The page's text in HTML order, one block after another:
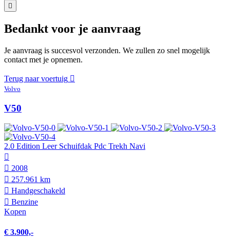
Bedankt voor je aanvraag
Je aanvraag is succesvol verzonden. We zullen zo snel mogelijk
contact met je opnemen.
Terug naar voertuig
Volvo
V50
2.0 Edition Leer Schuifdak Pdc Trekh Navi
2008
257.961 km
Hand­geschakeld
Benzine
Kopen
€ 3.900,-